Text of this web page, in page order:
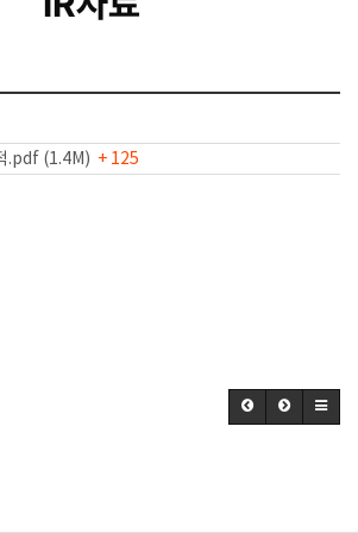
.pdf (1.4M) + 125